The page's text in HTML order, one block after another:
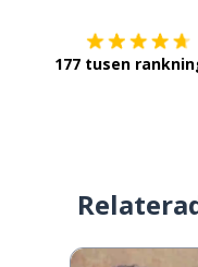
177 tusen